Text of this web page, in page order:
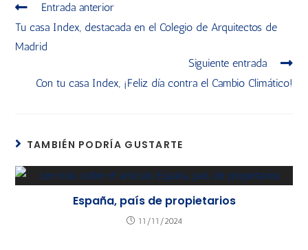
Entrada anterior
Tu casa Index, destacada en el Colegio de Arquitectos de
Madrid
Siguiente entrada
Con tu casa Index, ¡Feliz día contra el Cambio Climático!
TAMBIÉN PODRÍA GUSTARTE
España, país de propietarios
11/11/2024